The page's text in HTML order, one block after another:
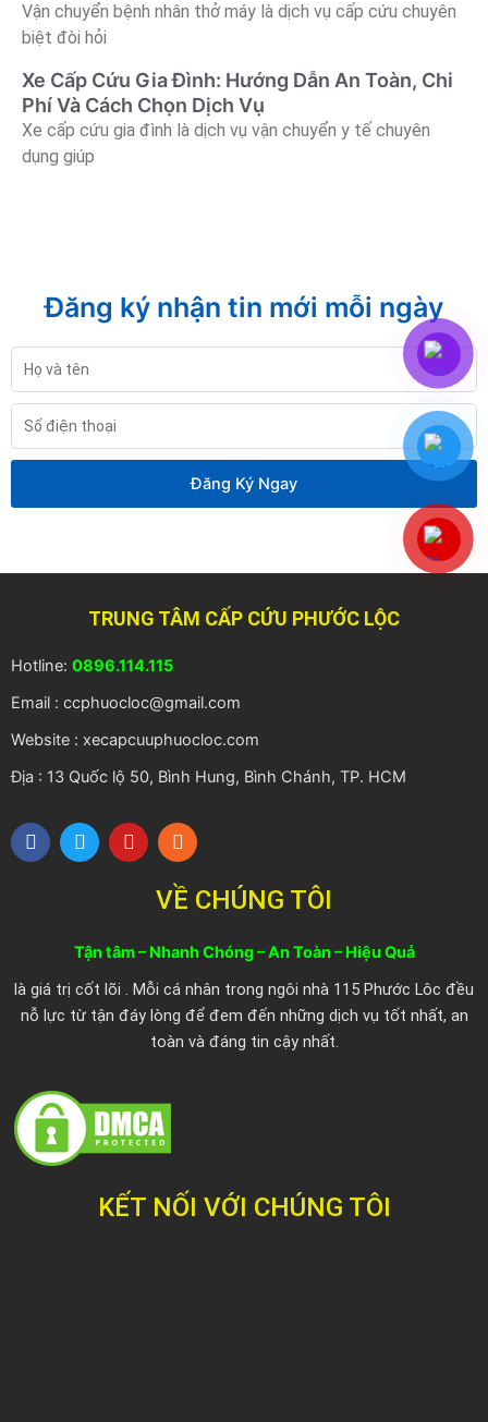
Vận chuyển bệnh nhân thở máy là dịch vụ cấp cứu chuyên
biệt đòi hỏi
Xe Cấp Cứu Gia Đình: Hướng Dẫn An Toàn, Chi
Phí Và Cách Chọn Dịch Vụ
Xe cấp cứu gia đình là dịch vụ vận chuyển y tế chuyên
dụng giúp
Đăng ký nhận tin mới mỗi ngày
Họ
và
tên
Số
điện
thoại
Đăng Ký Ngay
TRUNG TÂM CẤP CỨU PHƯỚC LỘC
Hotline: 0896.114.115
Email : ccphuocloc@gmail.com
Website : xecapcuuphuocloc.com
Địa : 13 Quốc lộ 50, Bình Hung, Bình Chánh, TP. HCM
F
a
T
w
r
Y
o
e
R
s
VỀ CHÚNG TÔI
Tận tâm – Nhanh Chóng – An Toàn – Hiệu Quả
là giá trị cốt lõi . Mỗi cá nhân trong ngôi nhà 115 Phước Lôc đều
nỗ lực từ tận đáy lòng để đem đến những dịch vụ tốt nhất, an
toàn và đáng tin cậy nhất.
KẾT NỐI VỚI CHÚNG TÔI